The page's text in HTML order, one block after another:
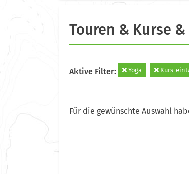
Touren & Kurse
Aktive Filter: Yoga Kurs-
Für die gewünschte Auswahl